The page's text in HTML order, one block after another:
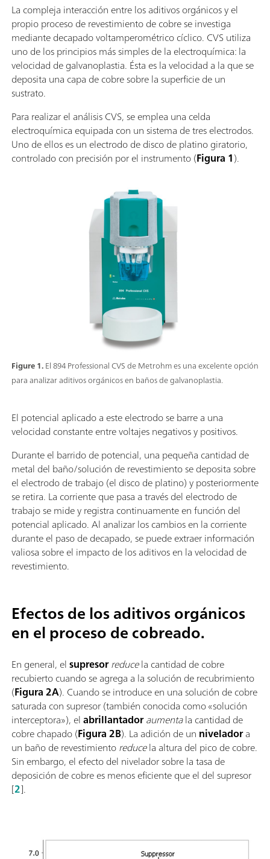
La compleja interacción entre los aditivos orgánicos y el
propio proceso de revestimiento de cobre se investiga
mediante decapado voltamperométrico cíclico. CVS utiliza
uno de los principios más simples de la electroquímica: la
velocidad de galvanoplastia. Ésta es la velocidad a la que se
deposita una capa de cobre sobre la superficie de un
sustrato.
Para realizar el análisis CVS, se emplea una celda
electroquímica equipada con un sistema de tres electrodos.
Uno de ellos es un electrodo de disco de platino giratorio,
controlado con precisión por el instrumento (Figura 1).
Figure 1.El 894 Professional CVS de Metrohm es una excelente opción
para analizar aditivos orgánicos en baños de galvanoplastia.
El potencial aplicado a este electrodo se barre a una
velocidad constante entre voltajes negativos y positivos.
Durante el barrido de potencial, una pequeña cantidad de
metal del baño/solución de revestimiento se deposita sobre
el electrodo de trabajo (el disco de platino) y posteriormente
se retira. La corriente que pasa a través del electrodo de
trabajo se mide y registra continuamente en función del
potencial aplicado. Al analizar los cambios en la corriente
durante el paso de decapado, se puede extraer información
valiosa sobre el impacto de los aditivos en la velocidad de
revestimiento.
Efectos de los aditivos orgánicos
en el proceso de cobreado.
En general, elsupresorreducela cantidad de cobre
recubierto cuando se agrega a la solución de recubrimiento
(Figura 2A). Cuando se introduce en una solución de cobre
saturada con supresor (también conocida como «solución
interceptora»), elabrillantadoraumentala cantidad de
cobre chapado (Figura 2B). La adición de un niveladora
un baño de revestimientoreducela altura del pico de cobre.
Sin embargo, el efecto del nivelador sobre la tasa de
deposición de cobre es menos eficiente que el del supresor
[2].